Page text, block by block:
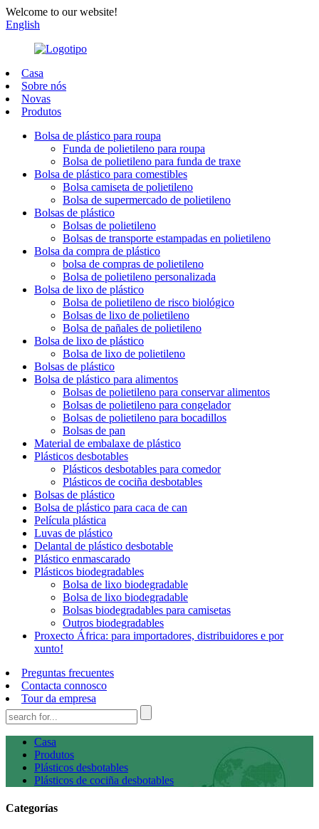
Welcome to our website!
English
Casa
Sobre nós
Novas
Produtos
Bolsa de plástico para roupa
Funda de polietileno para roupa
Bolsa de polietileno para funda de traxe
Bolsa de plástico para comestibles
Bolsa camiseta de polietileno
Bolsa de supermercado de polietileno
Bolsas de plástico
Bolsas de polietileno
Bolsas de transporte estampadas en polietileno
Bolsa da compra de plástico
bolsa de compras de polietileno
Bolsa de polietileno personalizada
Bolsa de lixo de plástico
Bolsa de polietileno de risco biológico
Bolsas de lixo de polietileno
Bolsa de pañales de polietileno
Bolsa de lixo de plástico
Bolsa de lixo de polietileno
Bolsas de plástico
Bolsa de plástico para alimentos
Bolsas de polietileno para conservar alimentos
Bolsas de polietileno para congelador
Bolsas de polietileno para bocadillos
Bolsas de pan
Material de embalaxe de plástico
Plásticos desbotables
Plásticos desbotables para comedor
Plásticos de cociña desbotables
Bolsas de plástico
Bolsa de plástico para caca de can
Película plástica
Luvas de plástico
Delantal de plástico desbotable
Plástico enmascarado
Plásticos biodegradables
Bolsa de lixo biodegradable
Bolsa de lixo biodegradable
Bolsas biodegradables para camisetas
Outros biodegradables
Proxecto África: para importadores, distribuidores e por
xunto!
Preguntas frecuentes
Contacta connosco
Tour da empresa
Casa
Produtos
Plásticos desbotables
Plásticos de cociña desbotables
Categorías